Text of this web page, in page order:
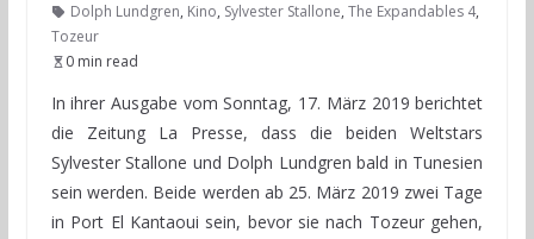
Dolph Lundgren, Kino, Sylvester Stallone, The Expandables 4,
Tozeur
0 min read
In ihrer Ausgabe vom Sonntag, 17. März 2019 berichtet
die Zeitung La Presse, dass die beiden Weltstars
Sylvester Stallone und Dolph Lundgren bald in Tunesien
sein werden. Beide werden ab 25. März 2019 zwei Tage
in Port El Kantaoui sein, bevor sie nach Tozeur gehen,